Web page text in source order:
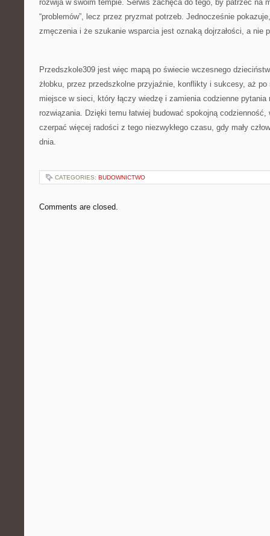
rozwija w swoim tempie. Serwis zachęca do tego, by patrzeć na
“problemów”, lecz przez pryzmat potrzeb. Jednocześnie
zmęczenia i że szukanie wsparcia jest oznaką dojrzałości, a nie
Przedszkole309 jest więc mapą po świecie wczesnego
żłobku, przez przedszkolne przyjaźnie, konflikty i sukcesy, aż
miejsce w sieci, który łączy wiedzę i zamienia codzienne pytania
rozwiązania. Dzięki temu łatwiej budować spokojną
czerpać więcej radości z tego niezwykłego czasu, gdy mały
dnia.
CATEGORIES: BUDOWNICTWO
Comments are closed.